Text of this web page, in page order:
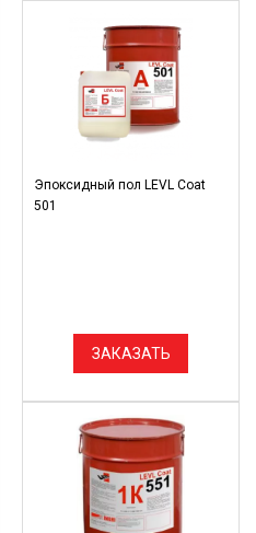
Эпоксидный пол LEVL Coat
501
ЗАКАЗАТЬ